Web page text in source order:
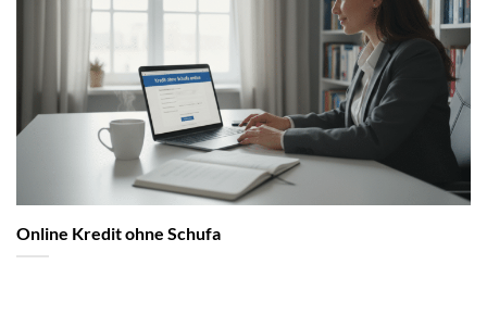
Online Kredit ohne Schufa